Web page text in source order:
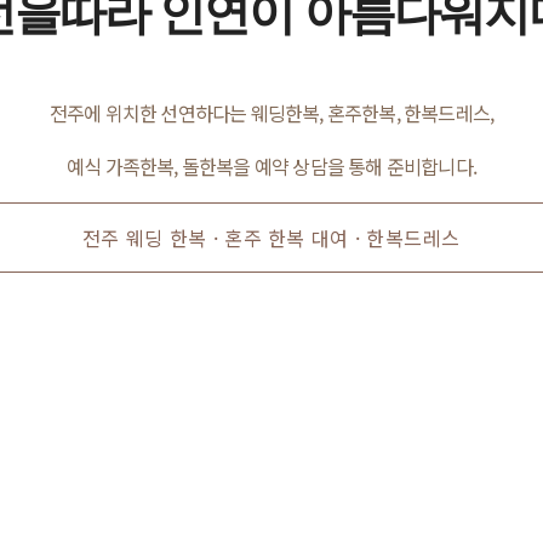
을따라 인연이 아름다워지
전주에 위치한 선연하다는 웨딩한복, 혼주한복, 한복드레스,
예식 가족한복, 돌한복을 예약 상담을 통해 준비합니다.
전주 웨딩 한복 · 혼주 한복 대여 · 한복드레스